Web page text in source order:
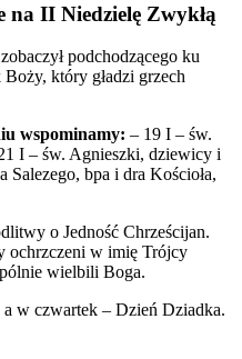
na II Niedzielę Zwykłą
zobaczył podchodzącego ku
Boży, który gładzi grzech
wspominamy: – 19 I – św.
I – św. Agnieszki, dziewicy i
Salezego, bpa i dra Kościoła,
o Jedność Chrześcijan.
ochrzczeni w imię Trójcy
wielbili Boga.
w czwartek – Dzień Dziadka.